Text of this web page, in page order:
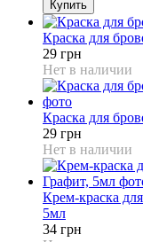
Купить
Краска для
29 грн
Нет в наличии
Краска для
29 грн
Нет в наличии
Крем-краска
5мл
34 грн